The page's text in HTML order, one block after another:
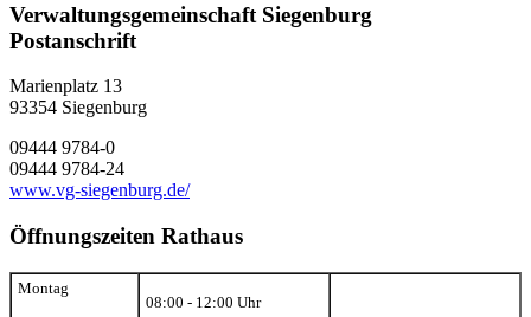
Verwaltungsgemeinschaft Siegenburg
Postanschrift
Marienplatz 13
93354 Siegenburg
09444 9784-0
09444 9784-24
www.vg-siegenburg.de/
Öffnungszeiten Rathaus
Montag
08:00 - 12:00 Uhr